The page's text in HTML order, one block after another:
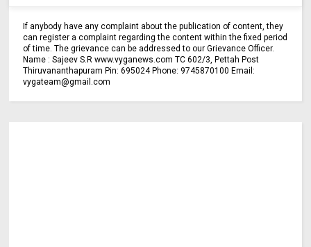
If anybody have any complaint about the publication of content, they
can register a complaint regarding the content within the fixed period
of time. The grievance can be addressed to our Grievance Officer.
Name : Sajeev S.R www.vyganews.com TC 602/3, Pettah Post
Thiruvananthapuram Pin: 695024 Phone: 9745870100 Email:
vygateam@gmail.com